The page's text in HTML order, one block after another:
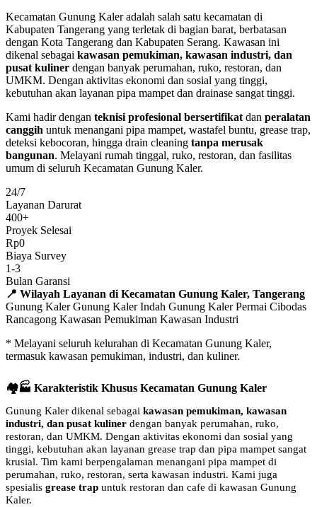
Kecamatan Gunung Kaler adalah salah satu kecamatan di
Kabupaten Tangerang yang terletak di bagian barat, berbatasan
dengan Kota Tangerang dan Kabupaten Serang. Kawasan ini
dikenal sebagai kawasan pemukiman, kawasan industri, dan
pusat kuliner dengan banyak perumahan, ruko, restoran, dan
UMKM. Dengan aktivitas ekonomi dan sosial yang tinggi,
kebutuhan akan layanan pipa mampet dan drainase sangat tinggi.
Kami hadir dengan teknisi profesional bersertifikat dan peralatan
canggih untuk menangani pipa mampet, wastafel buntu, grease trap,
deteksi kebocoran, hingga drain cleaning tanpa merusak
bangunan. Melayani rumah tinggal, ruko, restoran, dan fasilitas
umum di seluruh Kecamatan Gunung Kaler.
24/7
Layanan Darurat
400+
Proyek Selesai
Rp0
Biaya Survey
1-3
Bulan Garansi
📍 Wilayah Layanan di Kecamatan Gunung Kaler, Tangerang
Gunung Kaler Gunung Kaler Indah Gunung Kaler Permai Cibodas
Rancagong Kawasan Pemukiman Kawasan Industri
* Melayani seluruh kelurahan di Kecamatan Gunung Kaler,
termasuk kawasan pemukiman, industri, dan kuliner.
🏘️🏭 Karakteristik Khusus Kecamatan Gunung Kaler
Gunung Kaler dikenal sebagai kawasan pemukiman, kawasan
industri, dan pusat kuliner dengan banyak perumahan, ruko,
restoran, dan UMKM. Dengan aktivitas ekonomi dan sosial yang
tinggi, kebutuhan akan layanan grease trap dan pipa mampet sangat
krusial. Tim kami berpengalaman menangani pipa mampet di
perumahan, ruko, restoran, serta kawasan industri. Kami juga
spesialis grease trap untuk restoran dan cafe di kawasan Gunung
Kaler.